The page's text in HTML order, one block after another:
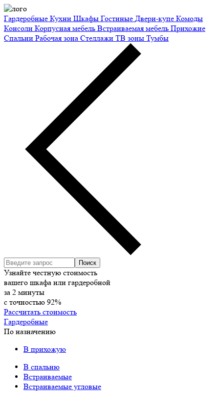
Гардеробные Кухни Шкафы Гостиные Двери-купе Комоды
Консоли Корпусная мебель Встраиваемая мебель Прихожие
Спальни Рабочая зона Стеллажи ТВ зоны Тумбы
Узнайте честную стоимость
вашего шкафа или гардеробной
за 2 минуты
с точностью 92%
Рассчитать стоимость
Гардеробные
По назначению
В прихожую
В спальню
Встраиваемые
Встраиваемые угловые